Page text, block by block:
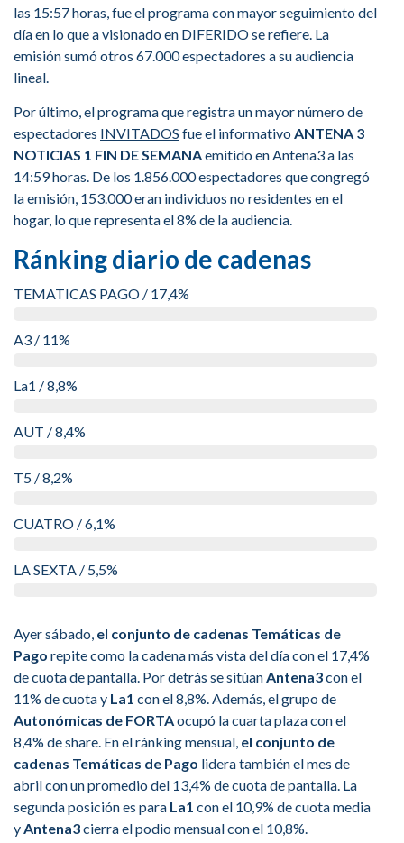
las 15:57 horas, fue el programa con mayor seguimiento del
día en lo que a visionado en DIFERIDOse refiere. La
emisión sumó otros 67.000 espectadores a su audiencia
lineal.
Por último, el programa que registra un mayor número de
espectadores INVITADOS fue el informativo ANTENA 3
NOTICIAS 1 FIN DE SEMANAemitido en Antena3 a las
14:59 horas. De los 1.856.000 espectadores que congregó
la emisión, 153.000 eran individuos no residentes en el
hogar, lo que representa el 8% de la audiencia.
Ránking diario de cadenas
TEMATICAS PAGO / 17,4%
A3 / 11%
La1 / 8,8%
AUT / 8,4%
T5 / 8,2%
CUATRO / 6,1%
LA SEXTA / 5,5%
Ayer sábado, el conjunto de cadenas Temáticas de
Pago repite como la cadena más vista del día con el 17,4%
de cuota de pantalla. Por detrás se sitúanAntena3con el
11% de cuota y La1 con el 8,8%. Además, el grupo de
Autonómicas de FORTAocupó la cuarta plaza con el
8,4% de share. En el ránking mensual, el conjunto de
cadenas Temáticas de Pago lidera también el mes de
abril con un promedio del 13,4% de cuota de pantalla. La
segunda posición es para La1 con el 10,9% de cuota media
yAntena3cierra el podio mensual con el 10,8%.